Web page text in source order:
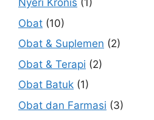
Nyeri Kronis (1)
Obat (10)
Obat & Suplemen (2)
Obat & Terapi (2)
Obat Batuk (1)
Obat dan Farmasi (3)